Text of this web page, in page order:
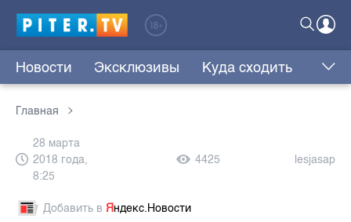
Новости Эксклюзивы Куда сходить
Главная
28 марта
2018 года,
8:25
4425 lesjasap
Добавить в Яндекс.Новости